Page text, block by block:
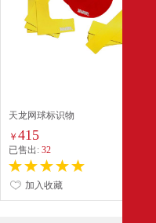
天龙网球标识物
￥415
已售出:32
加入收藏